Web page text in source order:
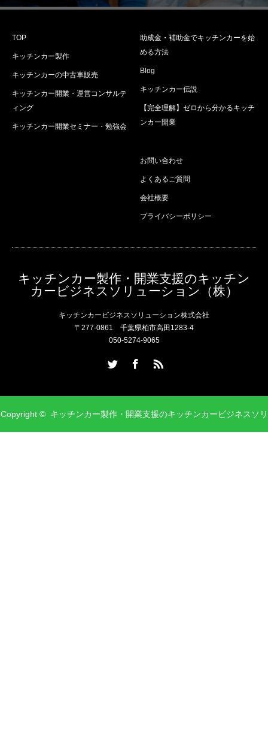
TOP
キッチンカー製作
キッチンカーの中古車販売
キッチンカー開業・運営コンサルテ
ィング
キッチンカー開業セミナー・勉強会
助成金・補助金でキッチンカーを始
める方法
Blog
キッチンカー伝説
【完全理解】ゼロから分かるキッチ
ンカー開業
お問い合わせ
よくあるご質問
会社概要
プライバシーポリシー
キッチンカー製作・開業支援のキッチン
カービジネスソリューション（株）
キッチンカービジネスソリューション株式会社
〒277-0861 千葉県柏市高田1283-4
050-5274-9065
Copyright © キッチンカー製作・開業支援のキッチンカービジネスソリ